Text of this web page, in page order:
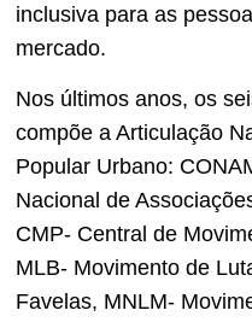
inclusiva para as
mercado.
Nos últimos anos, os
compõe a Articulação
Popular Urbano:
Nacional de
CMP- Central de
MLB- Movimento de
Favelas, MNLM-